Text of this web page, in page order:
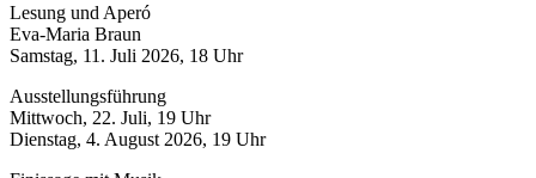
Lesung und Aperó
Eva-Maria Braun
Samstag, 11. Juli 2026, 18 Uhr
Ausstellungsführung
Mittwoch, 22. Juli, 19 Uhr
Dienstag, 4. August 2026, 19 Uhr